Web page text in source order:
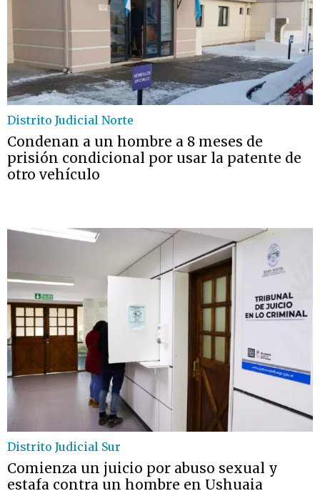
Distrito Judicial Norte
Condenan a un hombre a 8 meses de
prisión condicional por usar la patente de
otro vehículo
Distrito Judicial Sur
Comienza un juicio por abuso sexual y
estafa contra un hombre en Ushuaia